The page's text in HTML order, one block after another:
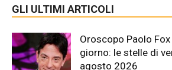
GLI ULTIMI ARTICOLI
Oroscopo Paolo Fox
giorno: le stelle di
agosto 2026